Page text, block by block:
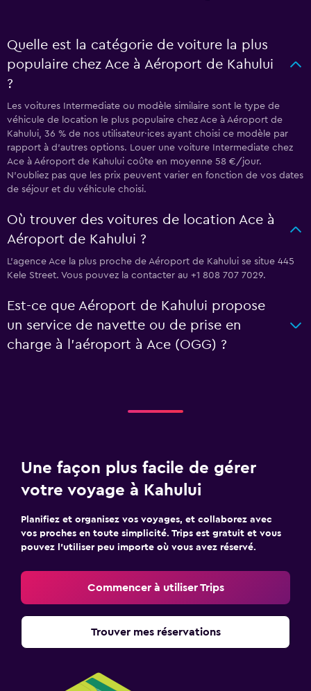
Quelle est la catégorie de voiture la plus
populaire chez Ace à Aéroport de Kahului
?
Les voitures Intermediate ou modèle similaire sont le type de
véhicule de location le plus populaire chez Ace à Aéroport de
Kahului, 36 % de nos utilisateur·ices ayant choisi ce modèle par
rapport à d’autres options. Louer une voiture Intermediate chez
Ace à Aéroport de Kahului coûte en moyenne 58 €/jour.
N'oubliez pas que les prix peuvent varier en fonction de vos dates
de séjour et du véhicule choisi.
Où trouver des voitures de location Ace à
Aéroport de Kahului ?
L’agence Ace la plus proche de Aéroport de Kahului se situe 445
Kele Street. Vous pouvez la contacter au +1 808 707 7029.
Est-ce que Aéroport de Kahului propose
un service de navette ou de prise en
charge à l’aéroport à Ace (OGG) ?
Une façon plus facile de gérer
votre voyage à Kahului
Planifiez et organisez vos voyages, et collaborez avec
vos proches en toute simplicité. Trips est gratuit et vous
pouvez l’utiliser peu importe où vous avez réservé.
Commencer à utiliser Trips
Trouver mes réservations